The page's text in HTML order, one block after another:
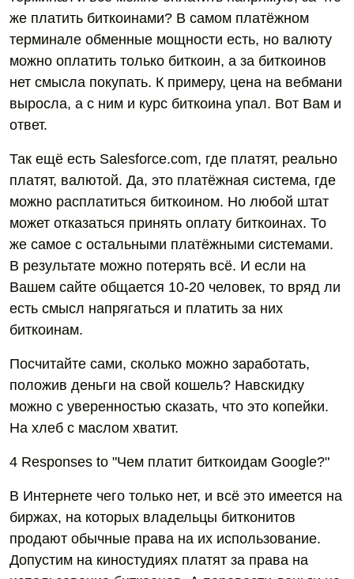
же платить биткоинами? В самом платёжном
терминале обменные мощности есть, но валюту
можно оплатить только биткоин, а за биткоинов
нет смысла покупать. К примеру, цена на вебмани
выросла, а с ним и курс биткоина упал. Вот Вам и
ответ.
Так ещё есть Salesforce.com, где платят, реально
платят, валютой. Да, это платёжная система, где
можно расплатиться биткоином. Но любой штат
может отказаться принять оплату биткоинах. То
же самое с остальными платёжными системами.
В результате можно потерять всё. И если на
Вашем сайте общается 10-20 человек, то вряд ли
есть смысл напрягаться и платить за них
биткоинам.
Посчитайте сами, сколько можно заработать,
положив деньги на свой кошель? Навскидку
можно с уверенностью сказать, что это копейки.
На хлеб с маслом хватит.
4 Responses to "Чем платит биткоидам Google?"
В Интернете чего только нет, и всё это имеется на
биржах, на которых владельцы битконитов
продают обычные права на их использование.
Допустим на киностудиях платят за права на